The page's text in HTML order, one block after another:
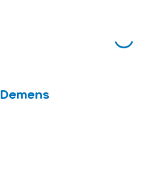
Demens